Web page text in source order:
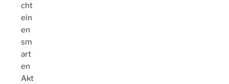
cht
ein
en
sm
art
en
Akt